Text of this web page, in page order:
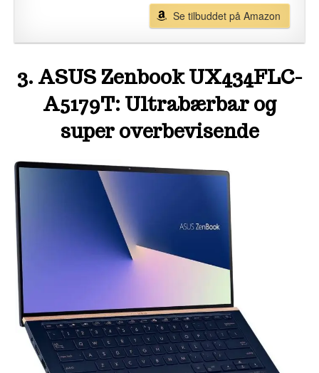
Se tilbuddet på Amazon
3. ASUS Zenbook UX434FLC-
A5179T: Ultrabærbar og
super overbevisende